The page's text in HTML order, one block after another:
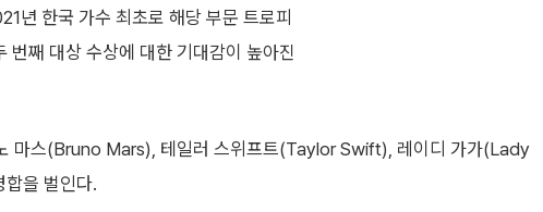
년 한국 가수 최초로 해당 부문 트로피
번째 대상 수상에 대한 기대감이 높아진
마스(Bruno Mars), 테일러 스위프트(Taylor Swift), 레이디 가가(Lady
을 벌인다.